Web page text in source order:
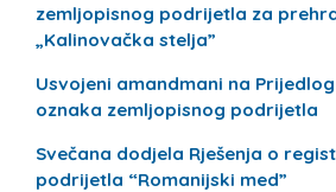
zemljopisnog podrijetla za
„Kalinovačka stelja”
Usvojeni amandmani na
oznaka zemljopisnog podrijetla
Svečana dodjela Rješenja o
podrijetla “Romanijski med”